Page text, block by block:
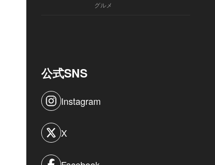
グルメ
公式SNS
Instagram
X